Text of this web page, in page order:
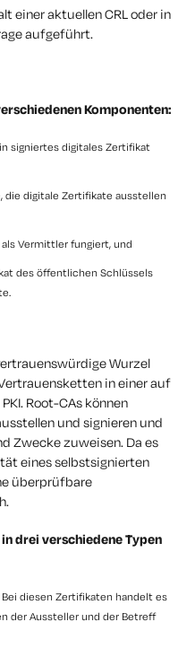
einer aktuellen CRL oder in
aufgeführt.
Komponenten:
signiertes digitales Zertifikat
die digitale Zertifikate ausstellen
Vermittler fungiert, und
des öffentlichen Schlüssels
Wurzel
in einer auf
Root-CAs können
und signieren und
Zwecke zuweisen. Da es
eines selbstsignierten
überprüfbare
drei verschiedene Typen
diesen Zertifikaten handelt es
der Aussteller und der Betreff